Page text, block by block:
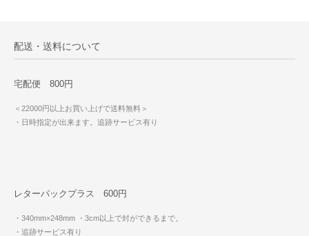
配送・送料について
宅配便 800円
＜22000円以上お買い上げで送料無料＞
・日時指定が出来ます。追跡サービス有り
レターパックプラス 600円
・340mm×248mm ・3cm以上で封ができるまで。
・追跡サービス有り